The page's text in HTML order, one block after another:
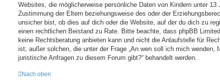
Websites, die möglicherweise persönliche Daten von Kindern unter 13
Zustimmung der Eltern beziehungsweise des oder der
unsicher bist, ob dies auf dich oder die Website, auf der du dich zu
einen rechtlichen Beistand zu Rate. Bitte beachte, dass phpBB
keine Rechtsberatung anbieten kann und nicht die Anlaufstelle für
ist; außer solchen, die unter der Frage „An wen soll ich mich wenden,
juristische Anfragen zu diesem Forum gibt?“ behandelt werden.
Nach oben